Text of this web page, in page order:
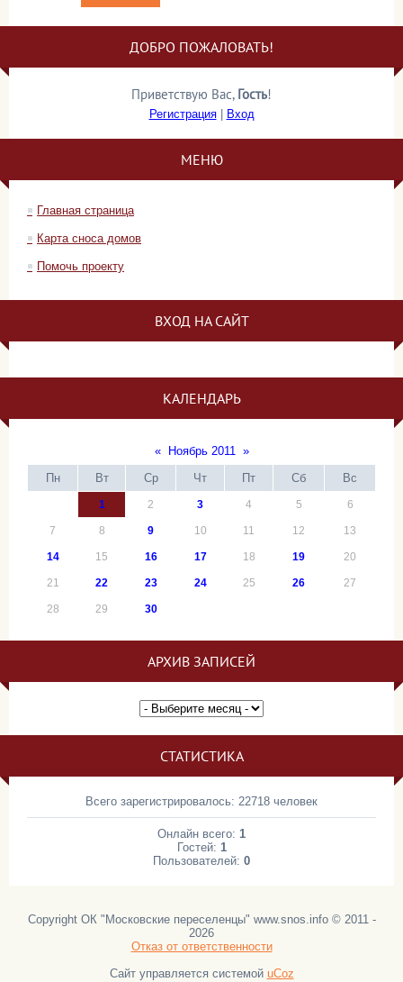
ДОБРО ПОЖАЛОВАТЬ!
Приветствую Вас, Гость!
Регистрация| Вход
МЕНЮ
Главная страница
Карта сноса домов
Помочь проекту
ВХОД НА САЙТ
КАЛЕНДАРЬ
« Ноябрь 2011 »
Пн
Вт Ср Чт Пт Сб Вс
1 2 3 4 5 6
7 8 9 10 11 12 13
14 15 16 17 18 19 20
21 22 23 24 25 26 27
28 29 30
АРХИВ ЗАПИСЕЙ
СТАТИСТИКА
Всего зарегистрировалось: 22718 человек
Онлайн всего: 1
Гостей: 1
Пользователей: 0
Copyright ОК "Московские переселенцы" www.snos.info © 2011 -
2026
Отказ от ответственности
Сайт управляется системой uCoz